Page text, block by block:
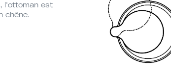
l'ottoman est
chêne.